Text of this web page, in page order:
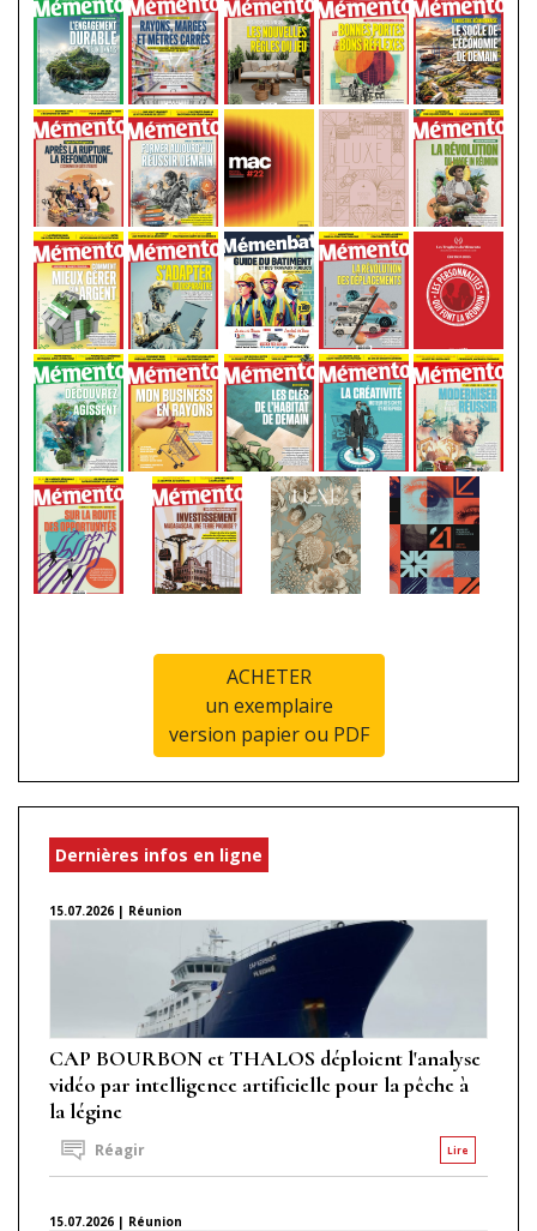
ACHETER
un exemplaire
version papier ou PDF
Dernières infos en ligne
15.07.2026 | Réunion
CAP BOURBON et THALOS déploient l'analyse
vidéo par intelligence artificielle pour la pêche à
la légine
Lire
Réagir
15.07.2026 | Réunion